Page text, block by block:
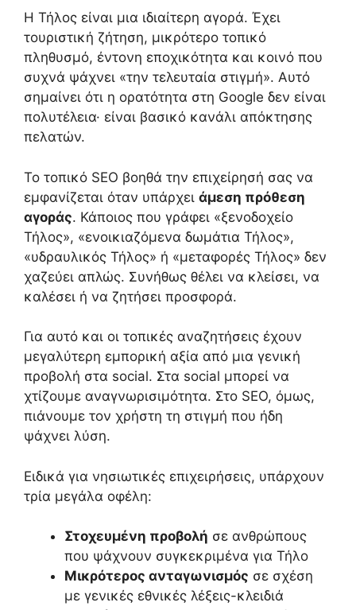
Η Τήλος είναι μια ιδιαίτερη αγορά. Έχει
τουριστική ζήτηση, μικρότερο τοπικό
πληθυσμό, έντονη εποχικότητα και κοινό που
συχνά ψάχνει «την τελευταία στιγμή». Αυτό
σημαίνει ότι η ορατότητα στη Google δεν είναι
πολυτέλεια· είναι βασικό κανάλι απόκτησης
πελατών.
Το τοπικό SEO βοηθά την επιχείρησή σας να
εμφανίζεται όταν υπάρχει άμεση πρόθεση
αγοράς. Κάποιος που γράφει «ξενοδοχείο
Τήλος», «ενοικιαζόμενα δωμάτια Τήλος»,
«υδραυλικός Τήλος» ή «μεταφορές Τήλος» δεν
χαζεύει απλώς. Συνήθως θέλει να κλείσει, να
καλέσει ή να ζητήσει προσφορά.
Για αυτό και οι τοπικές αναζητήσεις έχουν
μεγαλύτερη εμπορική αξία από μια γενική
προβολή στα social. Στα social μπορεί να
χτίζουμε αναγνωρισιμότητα. Στο SEO, όμως,
πιάνουμε τον χρήστη τη στιγμή που ήδη
ψάχνει λύση.
Ειδικά για νησιωτικές επιχειρήσεις, υπάρχουν
τρία μεγάλα οφέλη:
Στοχευμένη προβολή σε ανθρώπους
που ψάχνουν συγκεκριμένα για Τήλο
Μικρότερος ανταγωνισμός σε σχέση
με γενικές εθνικές λέξεις-κλειδιά